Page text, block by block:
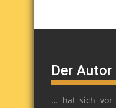
Der Autor
… hat sich vor